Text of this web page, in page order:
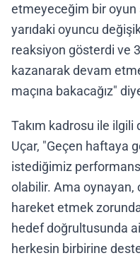
etmeyeceğim bir oyun
yarıdaki oyuncu
reaksiyon gösterdi ve
kazanarak devam
maçına bakacağız"
Takım kadrosu ile
Uçar, "Geçen haftaya
istediğimiz
olabilir. Ama
hareket etmek
hedef doğrultusunda
herkesin birbirine